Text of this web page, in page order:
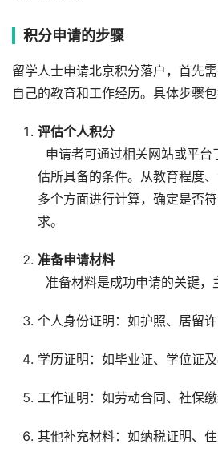
积分申请的步骤
留学人士申请北京积分落户，首先
自己的教育和工作经历。具体步骤包
评估个人积分
申请者可通过相关网站或平台
估所具备的条件。从教育程度
多个方面进行计算，确定是否
求。
准备申请材料
准备材料是成功申请的关键，
个人身份证明：如护照、居留许
学历证明：如毕业证、学位证及
工作证明：如劳动合同、社保缴
其他补充材料：如纳税证明、住